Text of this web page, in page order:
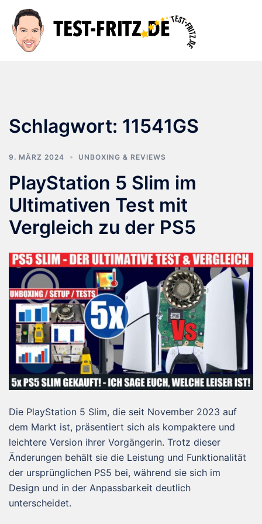
Inhalt
springen
Schlagwort: 11541GS
9. MÄRZ 2024 UNBOXING & REVIEWS
PlayStation 5 Slim im
Ultimativen Test mit
Vergleich zu der PS5
Die PlayStation 5 Slim, die seit November 2023 auf
dem Markt ist, präsentiert sich als kompaktere und
leichtere Version ihrer Vorgängerin. Trotz dieser
Änderungen behält sie die Leistung und Funktionalität
der ursprünglichen PS5 bei, während sie sich im
Design und in der Anpassbarkeit deutlich
unterscheidet.